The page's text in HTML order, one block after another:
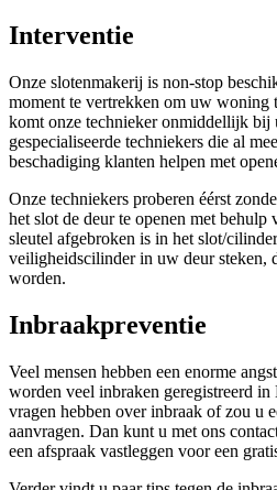
Interventie
Onze slotenmakerij is non-stop
moment te vertrekken om uw woning
komt onze technieker onmiddellijk bij
gespecialiseerde techniekers die al
beschadiging klanten helpen met
Onze techniekers proberen éérst
het slot de deur te openen met behulp
sleutel afgebroken is in het slot/
veiligheidscilinder in uw deur steken,
worden.
Inbraakpreventie
Veel mensen hebben een enorme
worden veel inbraken geregistreerd
vragen hebben over inbraak of zou u
aanvragen. Dan kunt u met ons
een afspraak vastleggen voor een